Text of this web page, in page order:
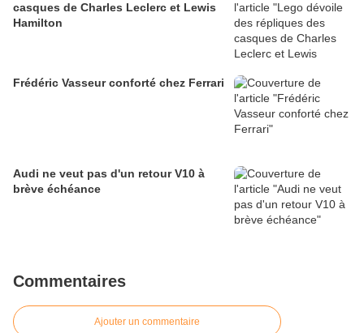
casques de Charles Leclerc et Lewis
Hamilton
Frédéric Vasseur conforté chez Ferrari
Audi ne veut pas d'un retour V10 à
brève échéance
Commentaires
Ajouter un commentaire